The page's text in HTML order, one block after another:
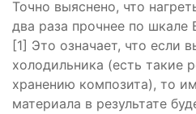
Точно выяснено, что
два раза прочнее по шкале
[1] Это означает, что если
холодильника (есть такие
хранению композита), то
материала в результате